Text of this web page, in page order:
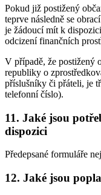
Pokud již postižený
teprve následně se
je žádoucí mít k
odcizení finančních
V případě, že postižený
republiky o
příslušníky či přáteli, je
telefonní číslo).
11. Jaké jsou
dispozici
Předepsané formuláře
12. Jaké jsou